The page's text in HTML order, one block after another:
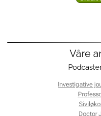
Våre
Investigative
Doctor